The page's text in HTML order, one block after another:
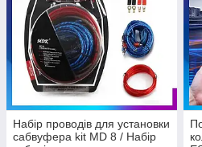
Набір проводів для установки
сабвуфера kit MD 8 / Набір